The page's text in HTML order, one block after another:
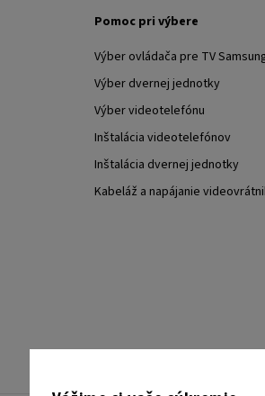
Pomoc pri výbere
Výber ovládača pre TV
Výber dvernej jednotky
Výber videotelefónu
Inštalácia videotelefónov
Inštalácia dvernej jednotky
Kabeláž a napájanie